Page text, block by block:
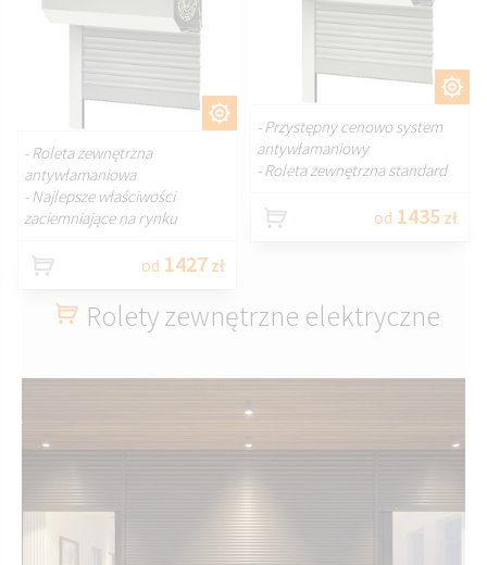
DOSTOSUJ.
- Roleta zewnętrzna
antywłamaniowa
- Najlepsze właściwości
zaciemniające na rynku
od 1427 zł
DOSTOSUJ.
- Przystępny cenowo system
antywłamaniowy
- Roleta zewnętrzna standard
od 1435 zł
Rolety zewnętrzne elektryczne